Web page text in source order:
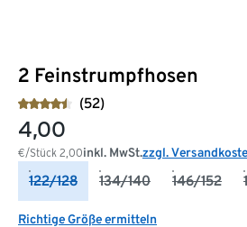
2 Feinstrumpfhosen
(52)
4,00
€/Stück 2,00inkl. MwSt.zzgl.
122/128 134/140 146/152
Richtige Größe ermitteln